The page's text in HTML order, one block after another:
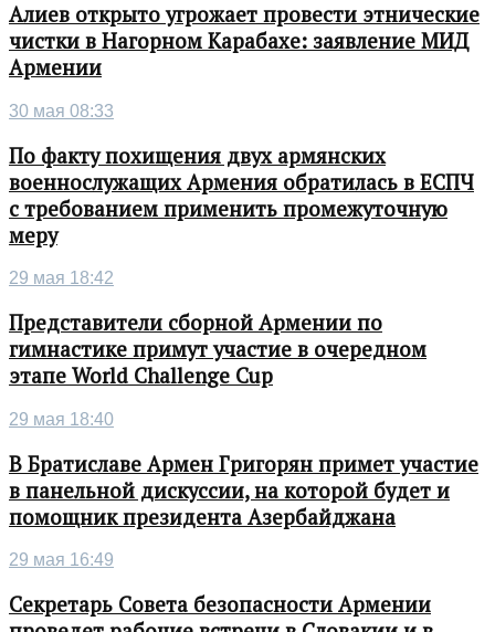
Алиев открыто угрожает провести этнические
чистки в Нагорном Карабахе: заявление МИД
Армении
30 мая 08:33
По факту похищения двух армянских
военнослужащих Армения обратилась в ЕСПЧ
с требованием применить промежуточную
меру
29 мая 18:42
Представители сборной Армении по
гимнастике примут участие в очередном
этапе World Challenge Cup
29 мая 18:40
В Братиславе Армен Григорян примет участие
в панельной дискуссии, на которой будет и
помощник президента Азербайджана
29 мая 16:49
Секретарь Совета безопасности Армении